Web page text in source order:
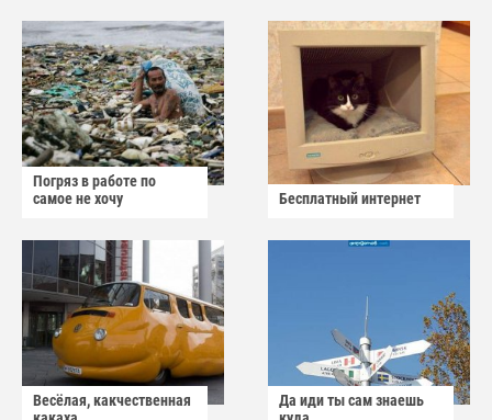
Погряз в работе по
самое не хочу
Бесплатный интернет
Весёлая, какчественная
Да иди ты сам знаешь